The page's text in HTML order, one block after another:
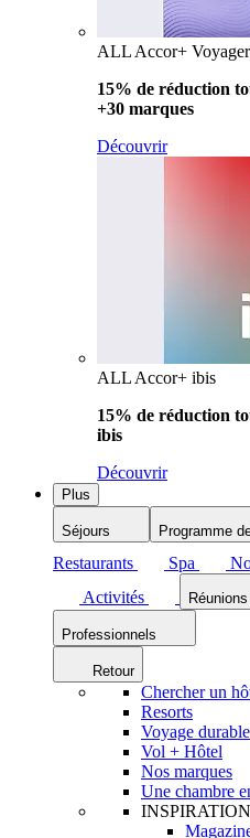
ALL Accor+ Voyager
15% de réduction
+30 marques
Découvrir
ALL Accor+ ibis
15% de réduction
ibis
Découvrir
Plus
Séjours Programme
Restaurants
Spa
Activités
Professionnels
Retour
Chercher un
Resorts
Voyage durable
Vol + Hôtel
Nos marques
Une chambre